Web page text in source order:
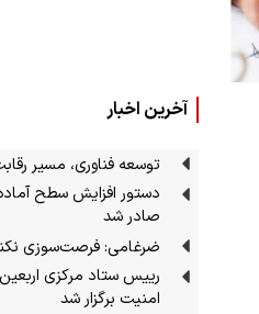
آخرین اخبار
توسعه فناوری، مسیر
دستور افزایش سطح
صادر شد
ضرغامی: فرصت‌سوزی
امنیت برگزار شد